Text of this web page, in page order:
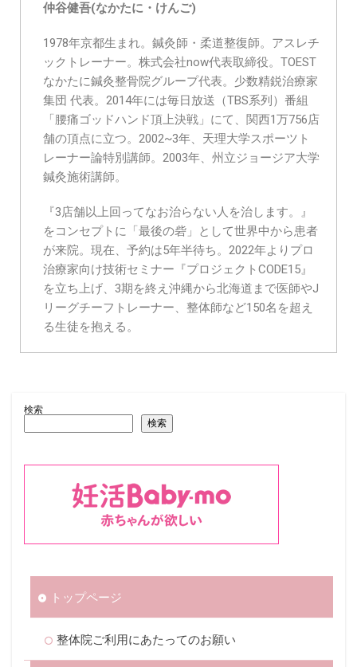
仲谷健吾(なかたに・けんご)
1978年京都生まれ。鍼灸師・柔道整復師。アスレチ
ックトレーナー。株式会社now代表取締役。TOEST
なかたに鍼灸整骨院グループ代表。少数精鋭治療家
集団 代表。2014年には毎日放送（TBS系列）番組
「腰痛ゴッドハンド頂上決戦」にて、関西1万756店
舗の頂点に立つ。2002~3年、天理大学スポーツト
レーナー論特別講師。2003年、州立ジョージア大学
鍼灸施術講師。
『3店舗以上回ってなお治らない人を治します。』
をコンセプトに「最後の砦」として世界中から患者
が来院。現在、予約は5年半待ち。2022年よりプロ
治療家向け技術セミナー『プロジェクトCODE15』
を立ち上げ、3期を終え沖縄から北海道まで医師やJ
リーグチーフトレーナー、整体師など150名を超え
る生徒を抱える。
検索
検索
トップページ
整体院ご利用にあたってのお願い